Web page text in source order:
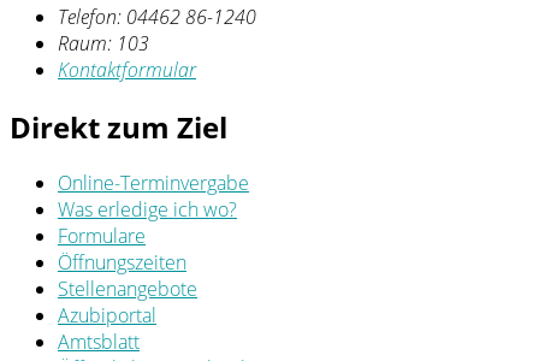
Telefon: 04462 86-1240
Raum: 103
Kontaktformular
Direkt zum Ziel
Online-Terminvergabe
Was erledige ich wo?
Formulare
Öffnungszeiten
Stellenangebote
Azubiportal
Amtsblatt